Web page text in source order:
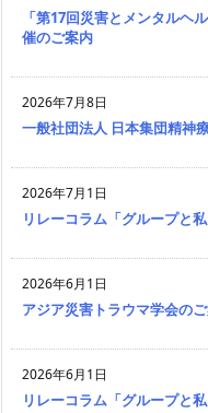
「第17回災害とメンタルヘ
催のご案内
2026年7月8日
一般社団法人 日本集団精神
2026年7月1日
リレーコラム「グループと
2026年6月1日
アジア災害トラウマ学会の
2026年6月1日
リレーコラム「グループと